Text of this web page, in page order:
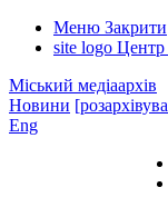
Меню Закрити
site logo Центр
Міський медіаархів
Новини
Eng